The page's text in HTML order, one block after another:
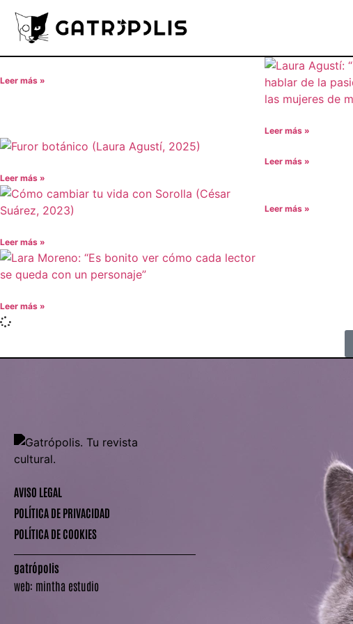
Leer más »
Leer más »
Leer más »
Leer más »
Leer más »
Leer más »
Leer más »
AVISO LEGAL
POLÍTICA DE PRIVACIDAD
POLÍTICA DE COOKIES
gatrópolis
web: mintha estudio